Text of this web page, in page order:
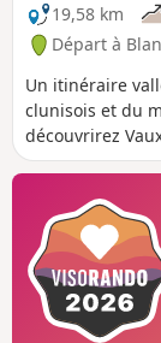
19,58 km
Départ à
Un itinéraire
clunisois et du
découvrirez
Bouzolle avec
qui demande
Il ne se donne